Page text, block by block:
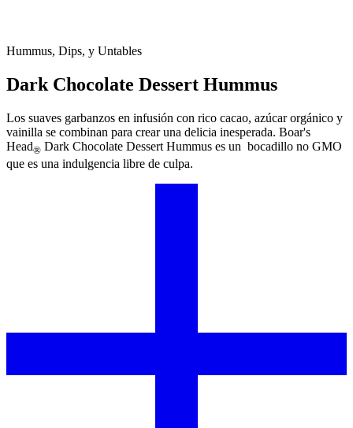
Hummus, Dips, y Untables
Dark Chocolate Dessert Hummus
Los suaves garbanzos en infusión con rico cacao, azúcar orgánico y
vainilla se combinan para crear una delicia inesperada. Boar's
Head® Dark Chocolate Dessert Hummus es un bocadillo no GMO
que es una indulgencia libre de culpa.